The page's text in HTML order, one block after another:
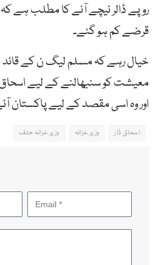
قرضے کم ہو گئے۔
خیال رہے کہ مسلم لیگ ن کے قائد
معیشت کو سنبھالنے کے لیے
اور وہ اسی مقصد کے لیے پاکستان
اسحاق ڈار وزیر خزانہ وزیر خزانہ حلف